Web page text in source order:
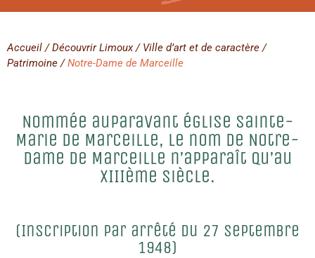
Accueil / Découvrir Limoux / Ville d’art et de caractère /
Patrimoine /Notre-Dame de Marceille
Nommée auparavant église Sainte-
Marie de Marceille, le nom de Notre-
Dame de Marceille n’apparaît qu’au
XIIIème siècle.
(Inscription par arrêté du 27 Septembre
1948)